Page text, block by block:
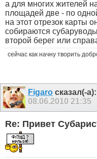
а для многих жителей
площадей две - по
на этот отрезок карты
собираются
второй берег или
сейчас как начну творить
Figaro сказал(-а):
08.06.2010 21:35
Re: Привет